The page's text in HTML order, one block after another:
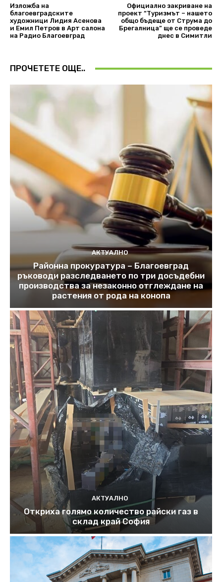
Изложба на
благоевградските
художници Лидия Асенова
и Емил Петров в Арт салона
на Радио Благоевград
Официално закриване на
проект “Туризмът – нашето
общо бъдеще от Струма до
Брегалница” ще се проведе
днес в Симитли
ПРОЧЕТЕТЕ ОЩЕ..
АКТУАЛНО
Районна прокуратура – Благоевград
ръководи разследването по три досъдебни
производства за незаконно отглеждане на
растения от рода на конопа
АКТУАЛНО
Откриха голямо количество райски газ в
склад край София